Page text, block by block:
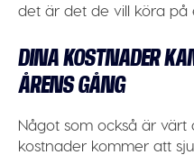
det är det de vill köra på
DINA KOSTNADER
ÅRENS GÅNG
Något som också är
kostnader kommer att